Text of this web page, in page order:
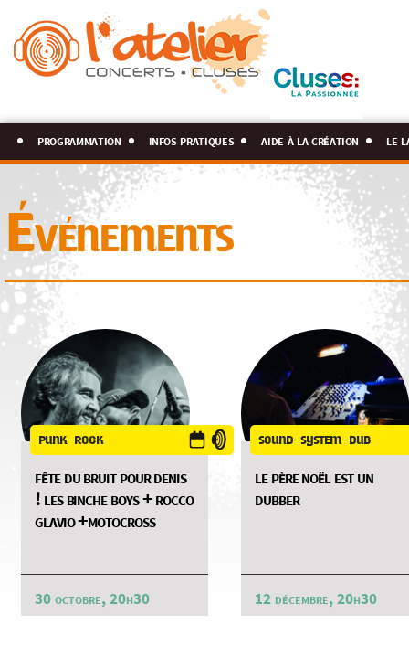
programmation infos pratiques aide à la création le
Événements
punk-rock
fête du bruit pour denis
! les binche boys + rocco
glavio +motocross
30 octobre, 20h30
sound-system-dub
le père noël est un
dubber
12 décembre, 20h30